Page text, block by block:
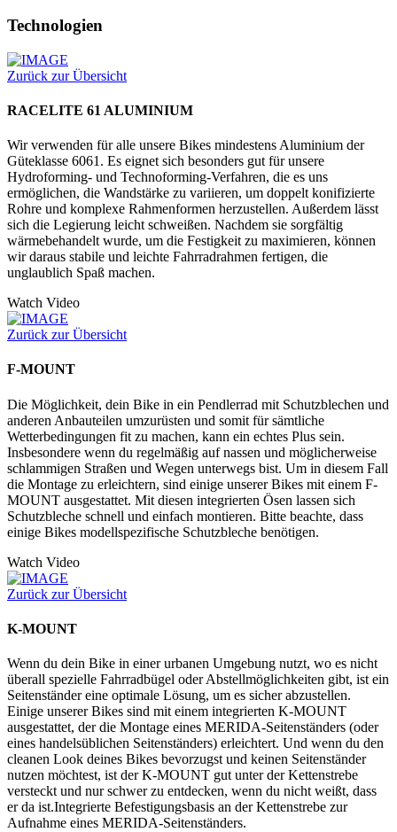
Technologien
Zurück zur Übersicht
RACELITE 61 ALUMINIUM
Wir verwenden für alle unsere Bikes mindestens Aluminium der
Güteklasse 6061. Es eignet sich besonders gut für unsere
Hydroforming- und Technoforming-Verfahren, die es uns
ermöglichen, die Wandstärke zu variieren, um doppelt konifizierte
Rohre und komplexe Rahmenformen herzustellen. Außerdem lässt
sich die Legierung leicht schweißen. Nachdem sie sorgfältig
wärmebehandelt wurde, um die Festigkeit zu maximieren, können
wir daraus stabile und leichte Fahrradrahmen fertigen, die
unglaublich Spaß machen.
Watch Video
Zurück zur Übersicht
F-MOUNT
Die Möglichkeit, dein Bike in ein Pendlerrad mit Schutzblechen und
anderen Anbauteilen umzurüsten und somit für sämtliche
Wetterbedingungen fit zu machen, kann ein echtes Plus sein.
Insbesondere wenn du regelmäßig auf nassen und möglicherweise
schlammigen Straßen und Wegen unterwegs bist. Um in diesem Fall
die Montage zu erleichtern, sind einige unserer Bikes mit einem F-
MOUNT ausgestattet. Mit diesen integrierten Ösen lassen sich
Schutzbleche schnell und einfach montieren. Bitte beachte, dass
einige Bikes modellspezifische Schutzbleche benötigen.
Watch Video
Zurück zur Übersicht
K-MOUNT
Wenn du dein Bike in einer urbanen Umgebung nutzt, wo es nicht
überall spezielle Fahrradbügel oder Abstellmöglichkeiten gibt, ist ein
Seitenständer eine optimale Lösung, um es sicher abzustellen.
Einige unserer Bikes sind mit einem integrierten K-MOUNT
ausgestattet, der die Montage eines MERIDA-Seitenständers (oder
eines handelsüblichen Seitenständers) erleichtert. Und wenn du den
cleanen Look deines Bikes bevorzugst und keinen Seitenständer
nutzen möchtest, ist der K-MOUNT gut unter der Kettenstrebe
versteckt und nur schwer zu entdecken, wenn du nicht weißt, dass
er da ist.Integrierte Befestigungsbasis an der Kettenstrebe zur
Aufnahme eines MERIDA-Seitenständers.